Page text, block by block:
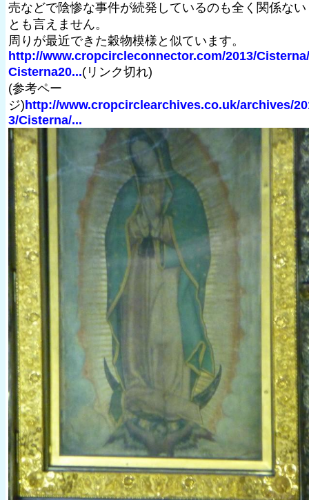
売などで陰惨な事件が続発しているのも全く関係ない
とも言えません。
周りが最近できた穀物模様と似ています。
http://www.cropcircleconnector.com/2013/Cisterna/
Cisterna20...(リンク切れ)
(参考ペー
ジ) http://www.cropcirclearchives.co.uk/archives/
3/Cisterna/...